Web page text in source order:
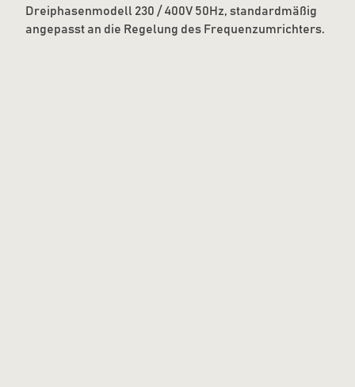
Dreiphasenmodell 230 / 400V 50Hz, standardmäßig
angepasst an die Regelung des Frequenzumrichters.